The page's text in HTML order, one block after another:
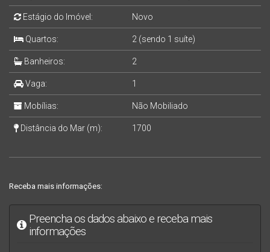
Estágio do Imóvel: Novo
Quartos: 2 (sendo 1 suíte)
Banheiros: 2
Vaga: 1
Mobílias: Não Mobiliado
Distância do Mar (m): 1700
Receba mais informações:
Preencha os dados abaixo e receba mais
informações